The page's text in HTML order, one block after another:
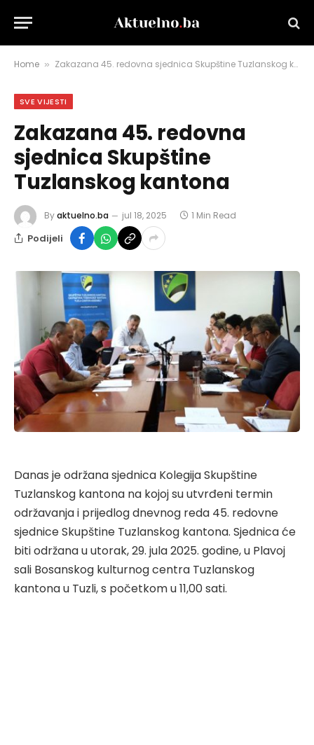
Home » Zakazana 45. redovna sjednica Skupštine Tuzlanskog kantona
SVE VIJESTI
Zakazana 45. redovna
sjednica Skupštine
Tuzlanskog kantona
Byaktuelno.ba jul 18, 2025 1 Min Read
Podijeli
Danas je održana sjednica Kolegija Skupštine
Tuzlanskog kantona na kojoj su utvrđeni termin
održavanja i prijedlog dnevnog reda 45. redovne
sjednice Skupštine Tuzlanskog kantona. Sjednica će
biti održana u utorak, 29. jula 2025. godine, u Plavoj
sali Bosanskog kulturnog centra Tuzlanskog
kantona u Tuzli, s početkom u 11,00 sati.